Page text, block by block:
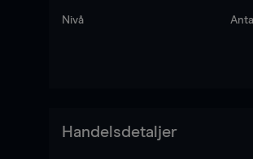
Nivå Antal
Handelsdetaljer